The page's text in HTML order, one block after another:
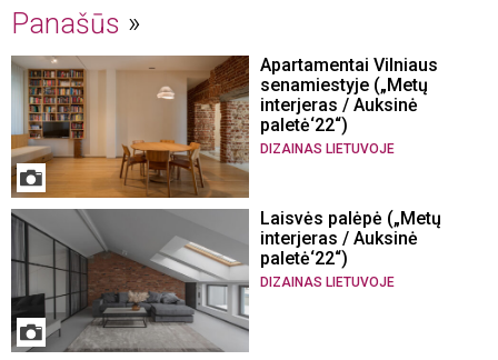
Panašūs
Apartamentai Vilniaus
senamiestyje („Metų
interjeras / Auksinė
paletė‘22“)
DIZAINAS LIETUVOJE
Laisvės palėpė („Metų
interjeras / Auksinė
paletė‘22“)
DIZAINAS LIETUVOJE